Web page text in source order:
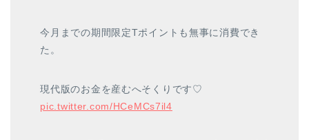
今月までの期間限定Tポイントも無事に消費でき
た。
現代版のお金を産むへそくりです♡
pic.twitter.com/HCeMCs7il4